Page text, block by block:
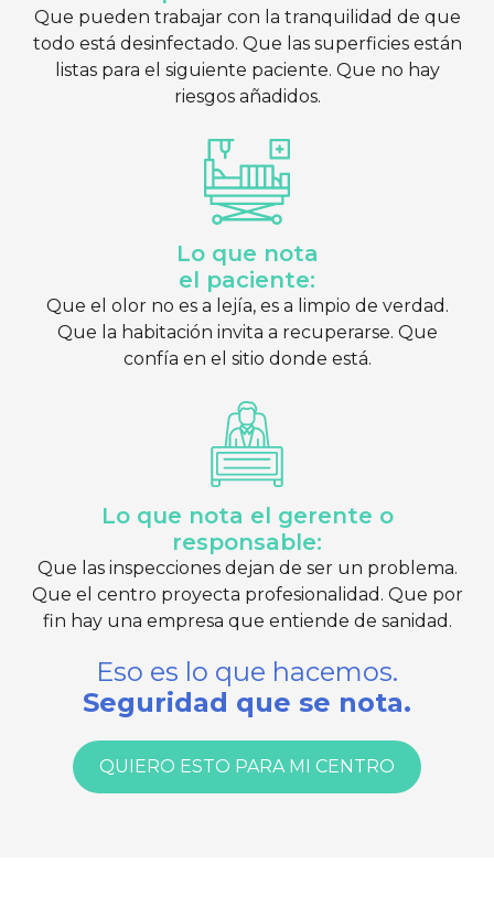
Que pueden trabajar con la tranquilidad de que
todo está desinfectado. Que las superficies están
listas para el siguiente paciente. Que no hay
riesgos añadidos.
Lo que nota
el paciente:
Que el olor no es a lejía, es a limpio de verdad.
Que la habitación invita a recuperarse. Que
confía en el sitio donde está.
Lo que nota el gerente o
responsable:
Que las inspecciones dejan de ser un problema.
Que el centro proyecta profesionalidad. Que por
fin hay una empresa que entiende de sanidad.
Eso es lo que hacemos.
Seguridad que se nota.
QUIERO ESTO PARA MI CENTRO